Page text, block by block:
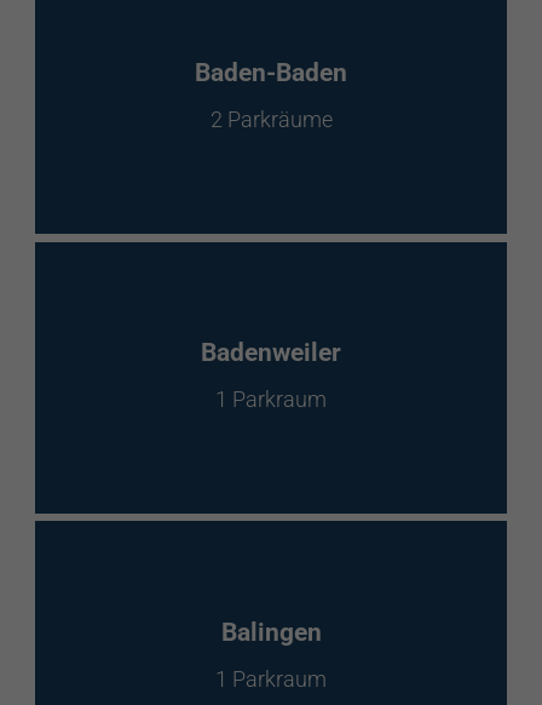
Baden-Baden
2 Parkräume
Badenweiler
1 Parkraum
Balingen
1 Parkraum